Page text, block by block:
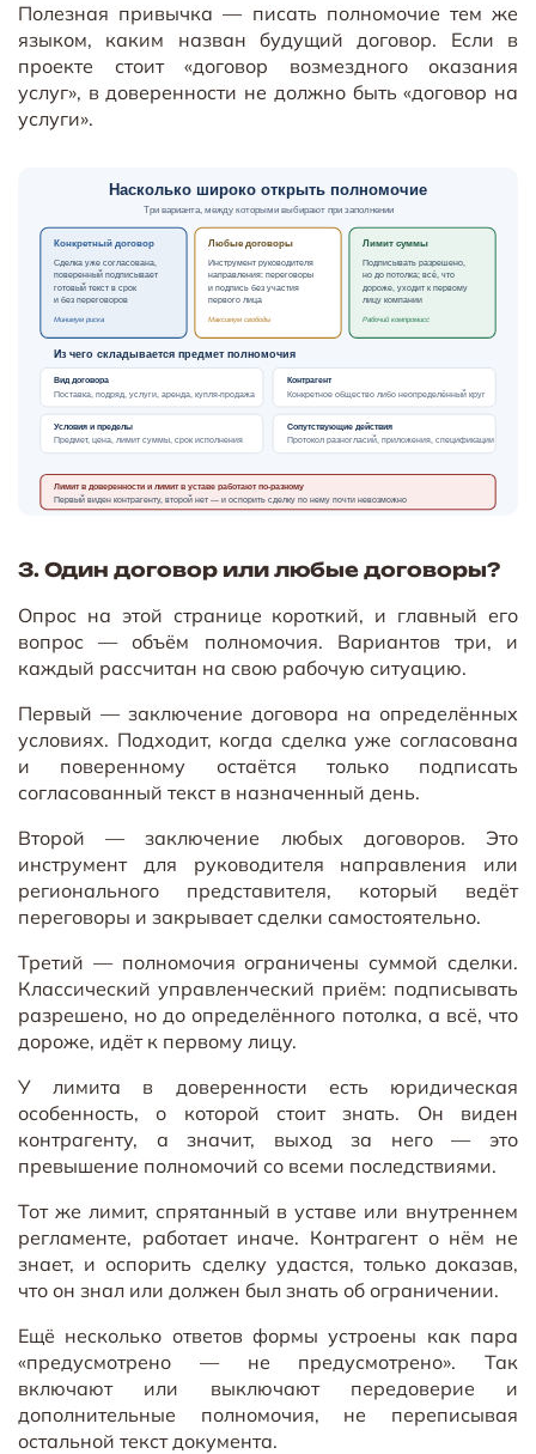
Полезная привычка — писать полномочие тем же
языком, каким назван будущий договор. Если в
проекте стоит «договор возмездного оказания
услуг», в доверенности не должно быть «договор на
услуги».
Насколько широко открыть полномочие
Три варианта, между которыми выбирают при заполнении
Конкретный договор
Сделка уже согласована,
поверенный подписывает
готовый текст в срок
и без переговоров
Минимум риска
Любые договоры
Инструмент руководителя
направления: переговоры
и подпись без участия
первого лица
Максимум свободы
Лимит суммы
Подписывать разрешено,
но до потолка; всё, что
дороже, уходит к первому
лицу компании
Рабочий компромисс
Из чего складывается предмет полномочия
Вид договора
Поставка, подряд, услуги, аренда, купля-продажа
Контрагент
Конкретное общество либо неопределённый круг
Условия и пределы
Предмет, цена, лимит суммы, срок исполнения
Сопутствующие действия
Протокол разногласий, приложения, спецификации
Лимит в доверенности и лимит в уставе работают по-разному
Первый виден контрагенту, второй нет — и оспорить сделку по нему почти невозможно
3. Один договор или любые договоры?
Опрос на этой странице короткий, и главный его
вопрос — объём полномочия. Вариантов три, и
каждый рассчитан на свою рабочую ситуацию.
Первый — заключение договора на определённых
условиях. Подходит, когда сделка уже согласована
и поверенному остаётся только подписать
согласованный текст в назначенный день.
Второй — заключение любых договоров. Это
инструмент для руководителя направления или
регионального представителя, который ведёт
переговоры и закрывает сделки самостоятельно.
Третий — полномочия ограничены суммой сделки.
Классический управленческий приём: подписывать
разрешено, но до определённого потолка, а всё, что
дороже, идёт к первому лицу.
У лимита в доверенности есть юридическая
особенность, о которой стоит знать. Он виден
контрагенту, а значит, выход за него — это
превышение полномочий со всеми последствиями.
Тот же лимит, спрятанный в уставе или внутреннем
регламенте, работает иначе. Контрагент о нём не
знает, и оспорить сделку удастся, только доказав,
что он знал или должен был знать об ограничении.
Ещё несколько ответов формы устроены как пара
«предусмотрено — не предусмотрено». Так
включают или выключают передоверие и
дополнительные полномочия, не переписывая
остальной текст документа.